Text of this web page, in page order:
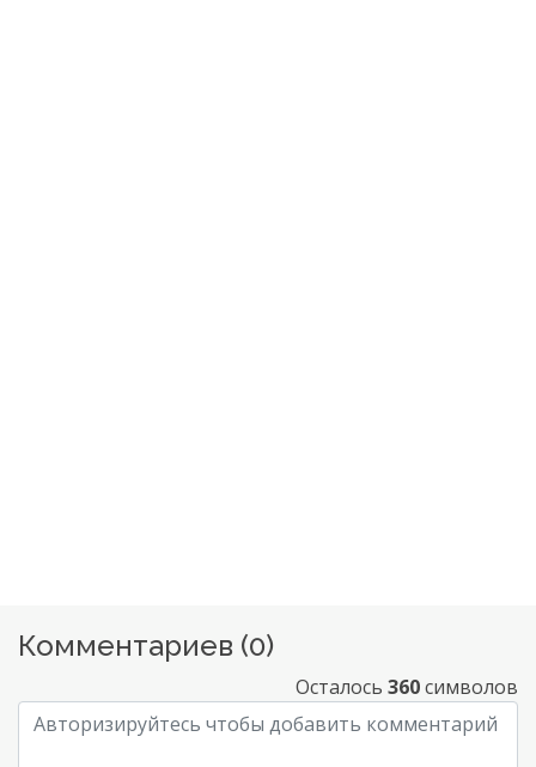
Комментариев (0)
Осталось 360символов